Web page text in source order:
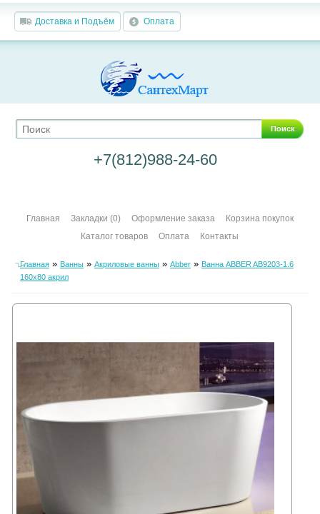
Доставка и Подъём Оплата
Поиск
+7(812)988-24-60
Главная Закладки (0) Оформление заказа
Корзина покупок
Каталог товаров
Оплата Контакты
Главная» Ванны» Акриловые ванны» Abber» Ванна ABBER AB9203-1.6
160х80 акрил